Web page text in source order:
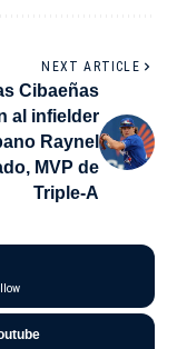
NEXT ARTICLE
Cibaeñas
al infielder
Raynel
MVP de
Triple-A